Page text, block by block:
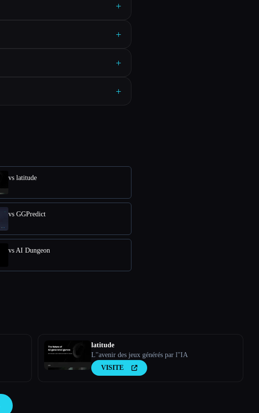
+
+
+
+
vs latitude
vs GGPredict
vs AI Dungeon
latitude
L''avenir des jeux générés par l''IA
VISITE